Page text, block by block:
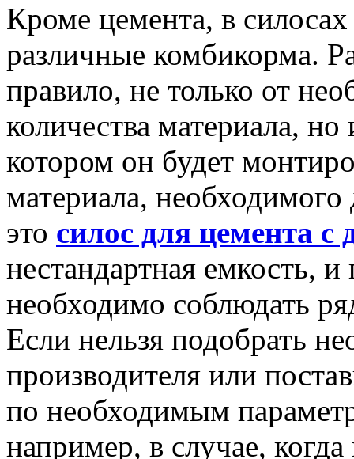
Кроме цемента, в
различные комбикорма.
правило, не только от
количества материала,
котором он будет
материала,
это силос для цемента с
нестандартная емкость, и
необходимо соблюдать
Если нельзя подобрать
производителя или
по необходимым
например, в случае,